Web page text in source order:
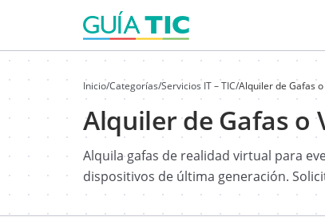
Inicio/Categorías/Servicios IT – TIC/Alquiler de Gafas
Alquiler de Gafas o
Alquila gafas de realidad virtual para
dispositivos de última generación.